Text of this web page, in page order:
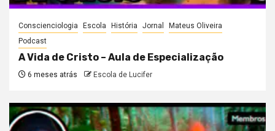
Conscienciologia Escola História Jornal
Mateus Oliveira
Podcast
A Vida de Cristo – Aula de Especialização
6 meses atrás Escola de Lucifer